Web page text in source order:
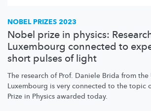
NOBEL PRIZES 2023
Nobel prize in physics:
Luxembourg connected to
short pulses of light
The research of Prof. Daniele Brida from
Luxembourg is very connected to the topic
Prize in Physics awarded today.